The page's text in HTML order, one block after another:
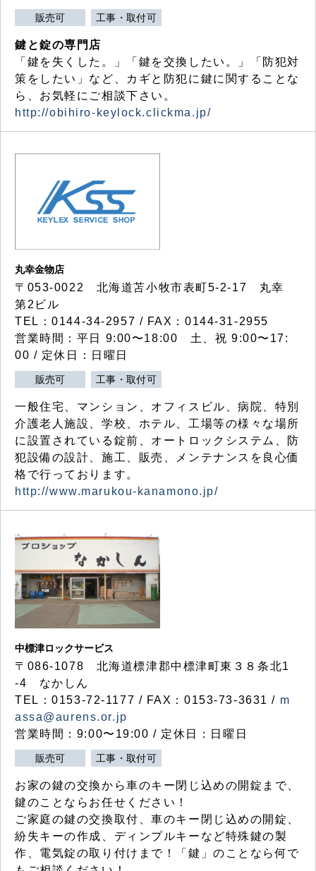
販売可 工事・取付可
鍵と錠の専門店
「鍵を失くした。」「鍵を交換したい。」「防犯対
策をしたい」など、カギと防犯に鍵に関することな
ら、お気軽にご相談下さい。
http://obihiro-keylock.clickma.jp/
丸幸金物店
〒053-0022 北海道苫小牧市表町5-2-17 丸幸
第2ビル
TEL：0144-34-2957 / FAX：0144-31-2955
営業時間：平日 9:00〜18:00 土、祝 9:00〜17:
00 / 定休日：日曜日
販売可 工事・取付可
一般住宅、マンション、オフィスビル、病院、特別
介護老人施設、学校、ホテル、工場等の様々な場所
に設置されている錠前、オートロックシステム、防
犯設備の設計、施工、販売、メンテナンスを良心価
格で行っております。
http://www.marukou-kanamono.jp/
中標津ロックサービス
〒086-1078 北海道標津郡中標津町東３８条北1
-4 なかしん
TEL：0153-72-1177 / FAX：0153-73-3631 / m
assa@aurens.or.jp
営業時間：9:00〜19:00 / 定休日：日曜日
販売可 工事・取付可
お家の鍵の交換から車のキー閉じ込めの開錠まで、
鍵のことならお任せください！
ご家庭の鍵の交換取付、車のキー閉じ込めの開錠、
紛失キーの作成、ディンプルキーなど特殊鍵の製
作、電気錠の取り付けまで！「鍵」のことなら何で